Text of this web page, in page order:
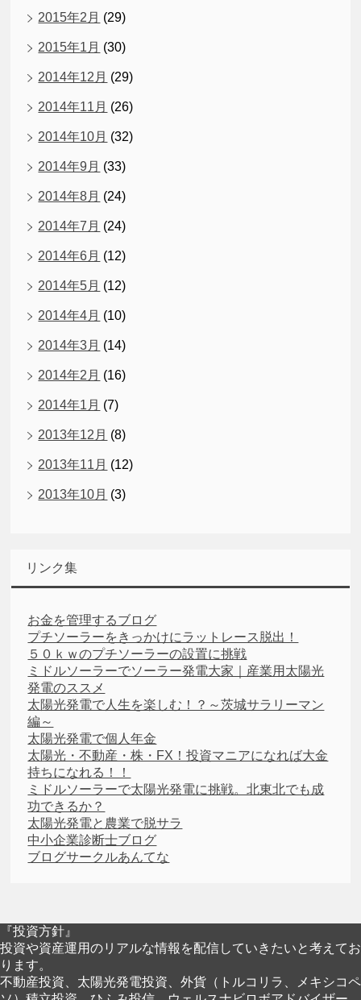
2015年2月 (29)
2015年1月 (30)
2014年12月 (29)
2014年11月 (26)
2014年10月 (32)
2014年9月 (33)
2014年8月 (24)
2014年7月 (24)
2014年6月 (12)
2014年5月 (12)
2014年4月 (10)
2014年3月 (14)
2014年2月 (16)
2014年1月 (7)
2013年12月 (8)
2013年11月 (12)
2013年10月 (3)
リンク集
お金を管理するブログ
プチソーラーをきっかけにラットレース脱出！
５０ｋｗのプチソーラーの設置に挑戦
ミドルソーラーでソーラー発電大家｜産業用太陽光
発電のススメ
太陽光発電で人生を楽しむ！？～茨城サラリーマン
編～
太陽光発電で個人年金
太陽光・不動産・株・FX！投資マニアになれば大金
持ちになれる！！
ミドルソーラーで太陽光発電に挑戦。北東北でも成
功できるか？
太陽光発電と農業で脱サラ
中小企業診断士ブログ
ブログサークルあんてな
『投資方針』
投資や資産運用のリアルな情報を配信していきたいと考えてお
ります。
不動産投資、太陽光発電投資、外貨（トルコリラ、メキシコペ